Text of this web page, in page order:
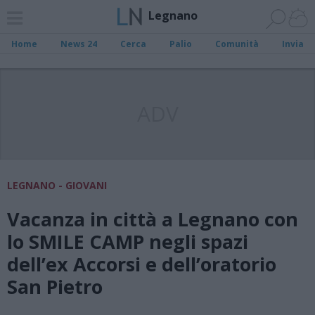
Legnano
Home News 24 Cerca Palio Comunità Invia
LEGNANO - GIOVANI
Vacanza in città a Legnano con
lo SMILE CAMP negli spazi
dell’ex Accorsi e dell’oratorio
San Pietro